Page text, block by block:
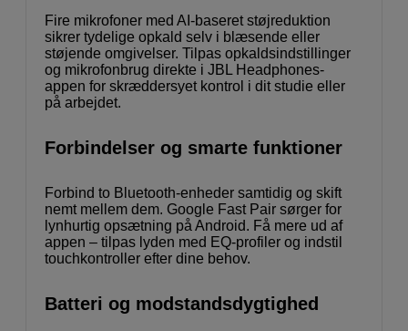
Fire mikrofoner med AI-baseret støjreduktion
sikrer tydelige opkald selv i blæsende eller
støjende omgivelser. Tilpas opkaldsindstillinger
og mikrofonbrug direkte i JBL Headphones-
appen for skræddersyet kontrol i dit studie eller
på arbejdet.
Forbindelser og smarte funktioner
Forbind to Bluetooth-enheder samtidig og skift
nemt mellem dem. Google Fast Pair sørger for
lynhurtig opsætning på Android. Få mere ud af
appen – tilpas lyden med EQ-profiler og indstil
touchkontroller efter dine behov.
Batteri og modstandsdygtighed